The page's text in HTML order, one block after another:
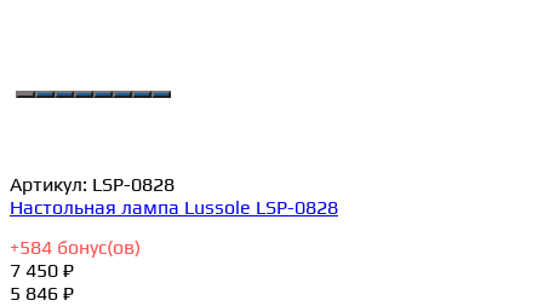
Артикул: LSP-0828
Настольная лампа Lussole LSP-0828
+584 бонус(ов)
7 450 ₽
5 846 ₽